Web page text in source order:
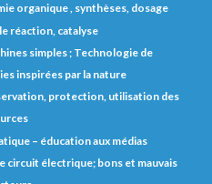
organique , synthèses, dosage
réaction, catalyse
simples ; Technologie de
inspirées par la nature
protection, utilisation des
– éducation aux médias
circuit électrique; bons et mauvais